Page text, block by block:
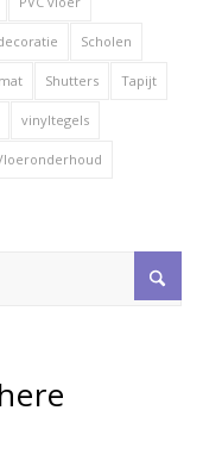
Scholen
Shutters Tapijt
vinyltegels